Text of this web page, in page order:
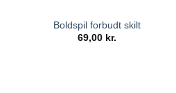
Boldspil forbudt skilt
69,00 kr.